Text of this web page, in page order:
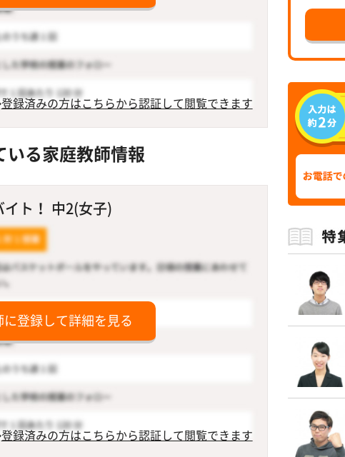
登録済みの方はこちらから認証して閲覧できます
いる家庭教師情報
ト！ 中2(女子)
に登録して詳細を見る
登録済みの方はこちらから認証して閲覧できます